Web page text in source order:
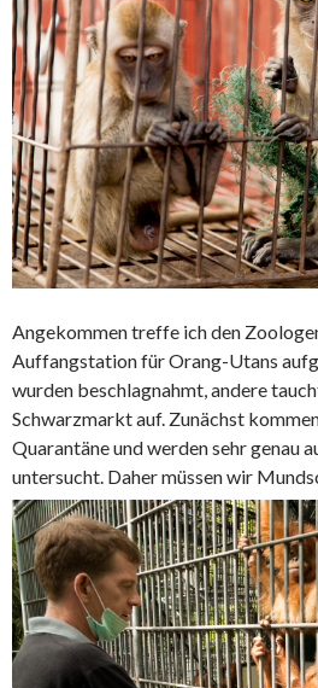
Angekommen treffe ich den
Auffangstation für Orang-Utans
wurden beschlagnahmt, andere
Schwarzmarkt auf. Zunächst
Quarantäne und werden sehr genau
untersucht. Daher müssen wir